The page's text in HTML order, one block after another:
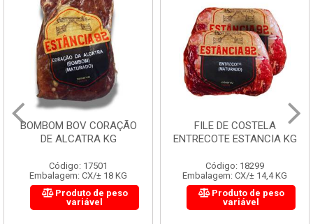
BOMBOM BOV CORAÇÃO
DE ALCATRA KG
Código: 17501
Embalagem: CX/± 18 KG
Produto de peso
variável
FILE DE COSTELA
ENTRECOTE ESTANCIA KG
Código: 18299
Embalagem: CX/± 14,4 KG
Produto de peso
variável